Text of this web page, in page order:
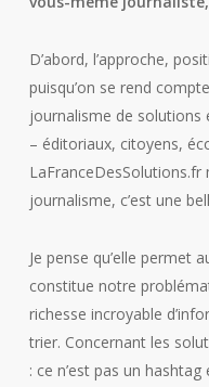
D’abord, l’approche,
puisqu’on se rend
journalisme de solutions
– éditoriaux, citoyens,
journalisme, c’est une
Je pense qu’elle permet
constitue notre
richesse incroyable
trier. Concernant les
: ce n’est pas un